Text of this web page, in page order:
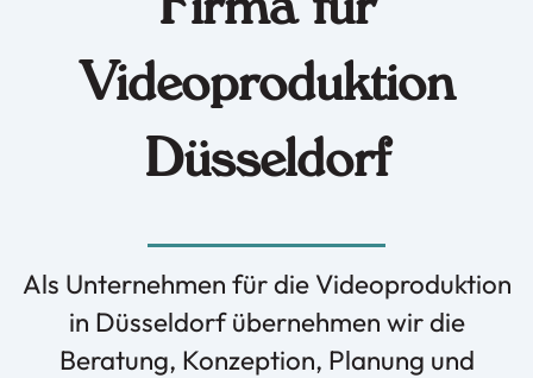
Videoproduktion
Düsseldorf
Als Unternehmen für die Videoproduktion
in Düsseldorf übernehmen wir die
Beratung, Konzeption, Planung und